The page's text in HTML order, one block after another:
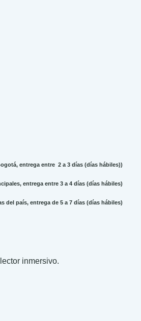
entrega entre 2 a 3 días (días hábiles))
entrega entre 3 a 4 días (días hábiles)
del país, entrega de 5 a 7 días (días hábiles)
inmersivo.